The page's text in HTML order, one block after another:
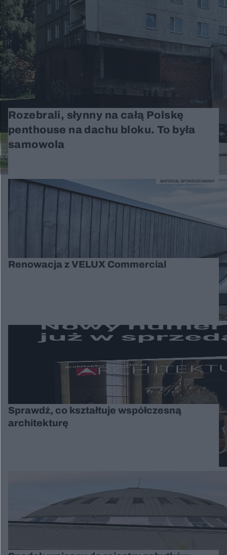
Rozebrali, słynny na całą Polskę
penthouse na dachu bloku. To była
samowola
Renowacja z VELUX Commercial
MATERIAŁ SPONSOROWANY
Sprawdź, co kształtuje współczesną
architekturę